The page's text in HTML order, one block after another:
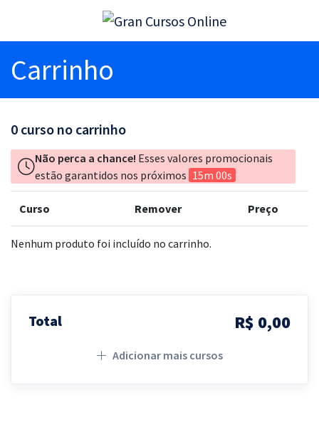
Carrinho
0 curso no carrinho
Não perca a chance! Esses valores promocionais
estão garantidos nos próximos 15m 00s
Curso Remover Preço
Nenhum produto foi incluído no carrinho.
Total R$ 0,00
Adicionar mais cursos